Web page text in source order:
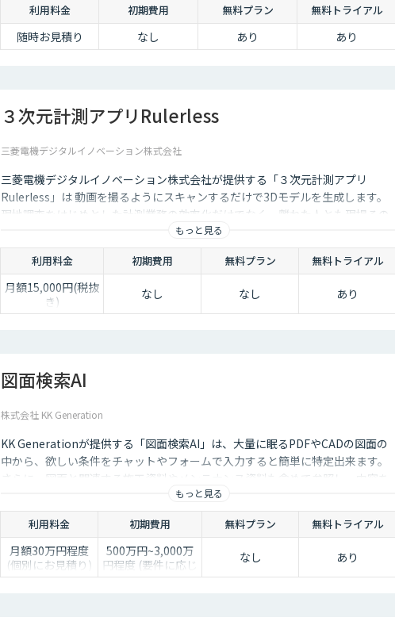
利用料金 初期費用 無料プラン 無料トライアル
随時お見積り なし あり あり
３次元計測アプリRulerless
三菱電機デジタルイノベーション株式会社
三菱電機デジタルイノベーション株式会社が提供する「３次元計測アプリ
Rulerless」は 動画を撮るようにスキャンするだけで3Dモデルを生成します。
現地調査をはじめとした計測業務の効率化だけでなく、離れた人とも現場その
ままを共有しコミュニケーションロス、人の移動コスト削減に貢献いたしま
す。
もっと見る
利用料金 初期費用 無料プラン 無料トライアル
月額15,000円(税抜
き)
なし なし あり
図面検索AI
株式会社 KK Generation
KK Generationが提供する「図面検索AI」は、大量に眠るPDFやCADの図面の
中から、欲しい条件をチャットやフォームで入力すると簡単に特定出来ます。
さらに、図面と関連する施工資料やメンテナンス資料も含めて参照し、内容を
もっと見る
利用料金 初期費用 無料プラン 無料トライアル
月額30万円程度
(個別にお見積り)
500万円~3,000万
円程度 (要件に応じ
て個別にお見積り)
なし あり